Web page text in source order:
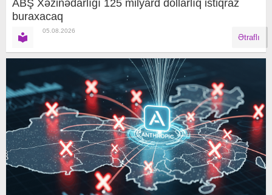
ABŞ Xəzinədarlığı 125 milyard dollarlıq istiqraz
buraxacaq
05.08.2026
Ətraflı